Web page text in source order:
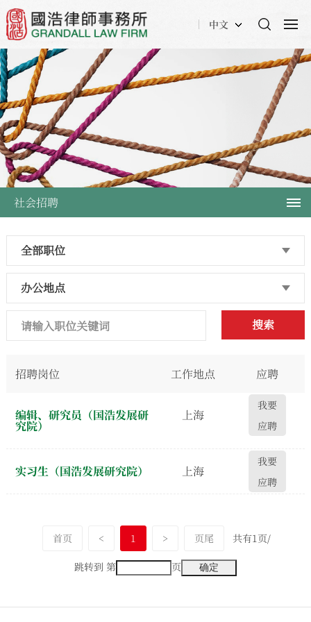
中文
社会招聘
全部职位
办公地点
搜索
招聘岗位 工作地点 应聘
编辑、研究员（国浩发展研
究院）
上海
我要
应聘
实习生（国浩发展研究院） 上海
我要
应聘
首页 < 1 > 页尾 共有1页/
跳转到 第 页